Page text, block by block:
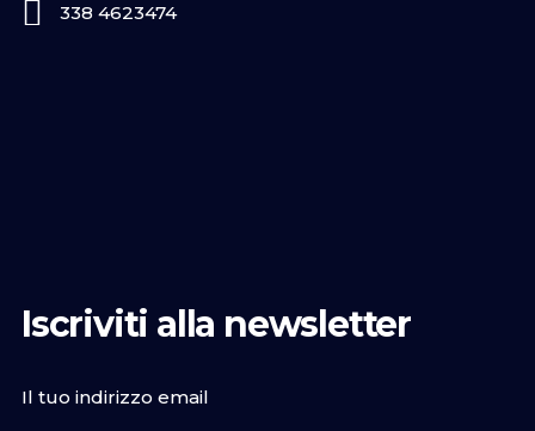
338 4623474
Iscriviti alla newsletter
Il tuo indirizzo email